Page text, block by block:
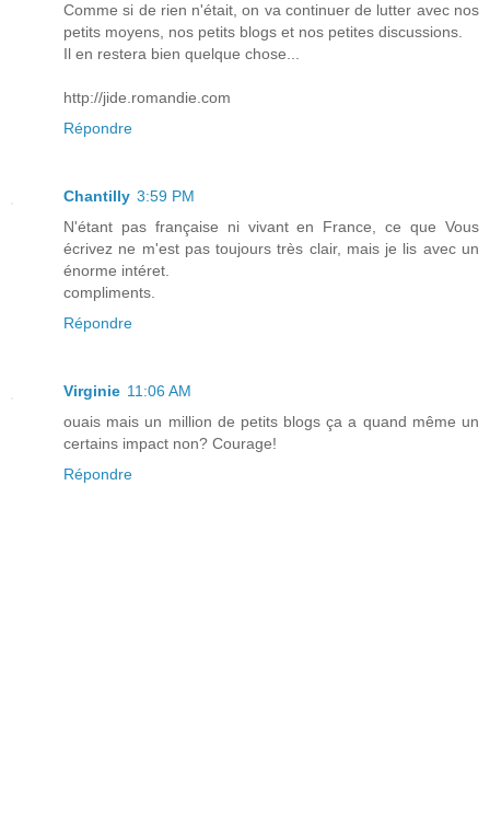
Comme si de rien n'était, on va continuer de lutter avec nos
petits moyens, nos petits blogs et nos petites discussions.
Il en restera bien quelque chose...
http://jide.romandie.com
Répondre
Chantilly 3:59 PM
N'étant pas française ni vivant en France, ce que Vous
écrivez ne m'est pas toujours très clair, mais je lis avec un
énorme intéret.
compliments.
Répondre
Virginie 11:06 AM
ouais mais un million de petits blogs ça a quand même un
certains impact non? Courage!
Répondre